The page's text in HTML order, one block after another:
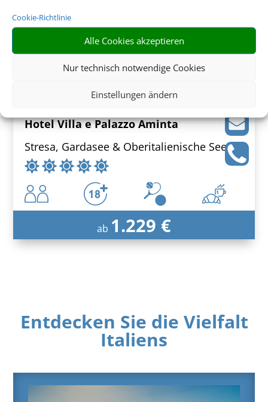
Cookie-Richtlinie
Alle Cookies akzeptieren
Nur technisch notwendige Cookies
Einstellungen ändern
ab1.279 € (p.P.)
Hotel Villa e Palazzo Aminta
Stresa, Gardasee & Oberitalienische Seen
ab 1.229 €
Entdecken Sie die Vielfalt
Italiens